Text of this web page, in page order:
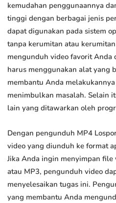
kemudahan penggunaannya
tinggi dengan berbagai jenis
dapat digunakan pada sistem
tanpa kerumitan atau
mengunduh video favorit Anda
harus menggunakan alat yang
membantu Anda
menimbulkan masalah. Selain
lain yang ditawarkan oleh
Dengan pengunduh MP4
video yang diunduh ke format
Jika Anda ingin menyimpan
atau MP3, pengunduh video
menyelesaikan tugas ini.
yang membantu Anda